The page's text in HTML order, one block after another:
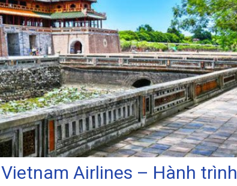
Airlines – Hành trình